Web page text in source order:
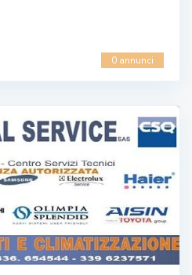
0 annunci